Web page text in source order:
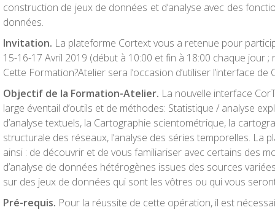
construction de jeux de données et d’analyse avec des
données.
Invitation. La plateforme Cortext vous a retenue pour
15-16-17 Avril 2019 (début à 10:00 et fin à 18:00 chaque jour
Cette Formation?Atelier sera l’occasion d’utiliser l’interface de
Objectif de la Formation-Atelier. La nouvelle interface
large éventail d’outils et de méthodes: Statistique / analyse
d’analyse textuels, la Cartographie scientométrique, la
structurale des réseaux, l’analyse des séries temporelles. La
ainsi : de découvrir et de vous familiariser avec certains des
d’analyse de données hétérogènes issues des sources
sur des jeux de données qui sont les vôtres ou qui vous
Pré-requis. Pour la réussite de cette opération, il est